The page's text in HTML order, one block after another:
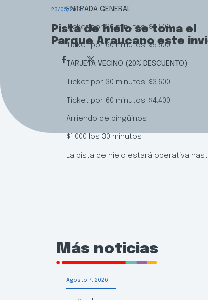
23/05/2019
Pista de hielo se toma el
Parque Araucano este
ENTRADA GENERAL
Ticket por 30 minutos: $4.500
Ticket por 60 minutos: $5.500
TARJETA VECINO (20% DESCUENTO)
Ticket por 30 minutos: $3.600
Ticket por 60 minutos: $4.400
Arriendo de pingüinos
$1.000 los 30 minutos
La pista de hielo estará operativa
Más noticias
Agosto 7, 2026